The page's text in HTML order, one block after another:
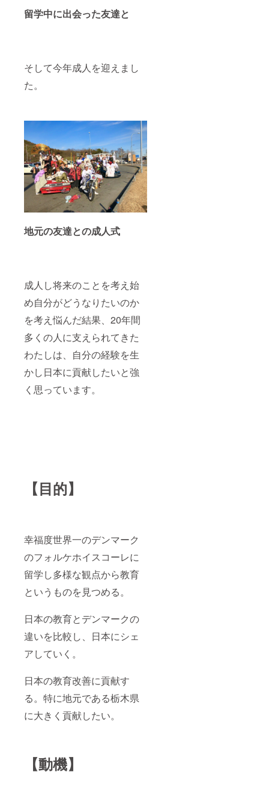
留学中に出会った友達と
そして今年成人を迎えまし
た。
地元の友達との成人式
成人し将来のことを考え始
め自分がどうなりたいのか
を考え悩んだ結果、20年間
多くの人に支えられてきた
わたしは、自分の経験を生
かし日本に貢献したいと強
く思っています。
【目的】
幸福度世界一のデンマーク
のフォルケホイスコーレに
留学し多様な観点から教育
というものを見つめる。
日本の教育とデンマークの
違いを比較し、日本にシェ
アしていく。
日本の教育改善に貢献す
る。特に地元である栃木県
に大きく貢献したい。
【動機】